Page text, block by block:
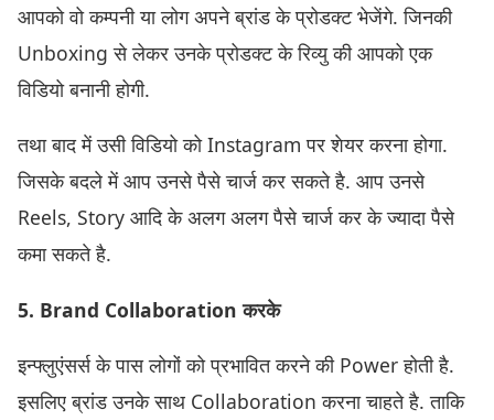
आपको वो कम्पनी या लोग अपने ब्रांड के प्रोडक्ट भेजेंगे. जिनकी
Unboxing से लेकर उनके प्रोडक्ट के रिव्यु की आपको एक
विडियो बनानी होगी.
तथा बाद में उसी विडियो को Instagram पर शेयर करना होगा.
जिसके बदले में आप उनसे पैसे चार्ज कर सकते है. आप उनसे
Reels, Story आदि के अलग अलग पैसे चार्ज कर के ज्यादा पैसे
कमा सकते है.
5. Brand Collaboration करके
इन्फ्लुएंसर्स के पास लोगों को प्रभावित करने की Power होती है.
इसलिए ब्रांड उनके साथ Collaboration करना चाहते है. ताकि